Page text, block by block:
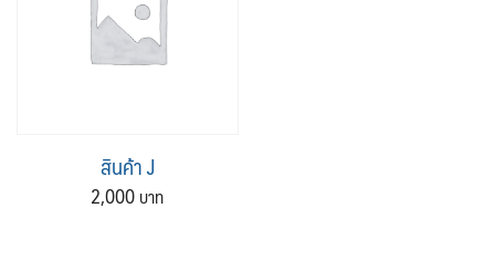
สินค้า J
2,000